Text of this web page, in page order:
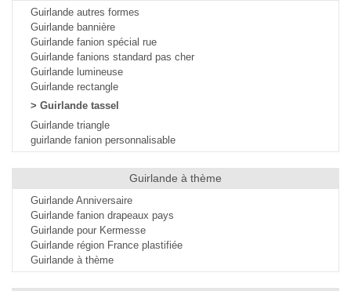
Guirlande autres formes
Guirlande bannière
Guirlande fanion spécial rue
Guirlande fanions standard pas cher
Guirlande lumineuse
Guirlande rectangle
> Guirlande tassel
Guirlande triangle
guirlande fanion personnalisable
Guirlande à thème
Guirlande Anniversaire
Guirlande fanion drapeaux pays
Guirlande pour Kermesse
Guirlande région France plastifiée
Guirlande à thème